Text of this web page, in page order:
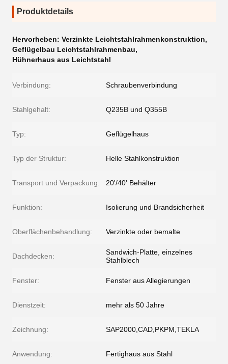
Produktdetails
Hervorheben: Verzinkte Leichtstahlrahmenkonstruktion,
Geflügelbau Leichtstahlrahmenbau,
Hühnerhaus aus Leichtstahl
Verbindung: Schraubenverbindung
Stahlgehalt: Q235B und Q355B
Typ: Geflügelhaus
Typ der Struktur: Helle Stahlkonstruktion
Transport und Verpackung: 20'/40' Behälter
Funktion: Isolierung und Brandsicherheit
Oberflächenbehandlung: Verzinkte oder bemalte
Dachdecken:
Sandwich-Platte, einzelnes
Stahlblech
Fenster: Fenster aus Allegierungen
Dienstzeit: mehr als 50 Jahre
Zeichnung: SAP2000,CAD,PKPM,TEKLA
Anwendung: Fertighaus aus Stahl